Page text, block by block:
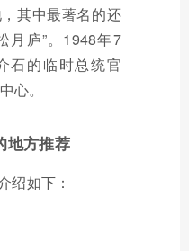
其中最著名的还
庐”。1948年7
石的临时总统官
心。
地方推荐
绍如下：